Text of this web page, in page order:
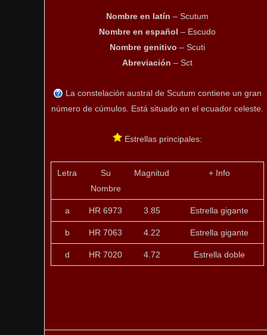
Nombre en latín – Scutum
Nombre en español – Escudo
Nombre genitivo – Scuti
Abreviación – Sct
La constelación austral de Scutum contiene un gran
número de cúmulos. Está situado en el ecuador celeste.
Estrellas principales:
Letra
Su
Nombre
Magnitud + Info
a HR 6973 3.85 Estrella gigante
b HR 7063 4.22 Estrella gigante
d HR 7020 4.72 Estrella doble